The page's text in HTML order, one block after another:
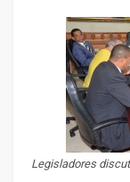
Legisladores